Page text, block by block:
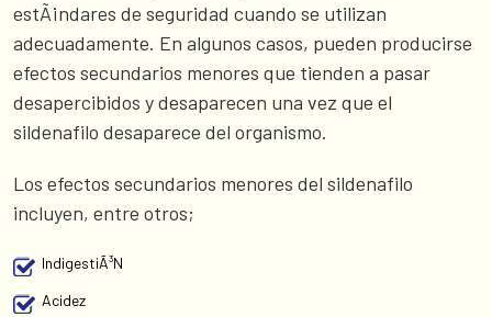
estÃ¡ndares de seguridad cuando se utilizan
adecuadamente. En algunos casos, pueden producirse
efectos secundarios menores que tienden a pasar
desapercibidos y desaparecen una vez que el
sildenafilo desaparece del organismo.
Los efectos secundarios menores del sildenafilo
incluyen, entre otros;
IndigestiÃ³n
Acidez